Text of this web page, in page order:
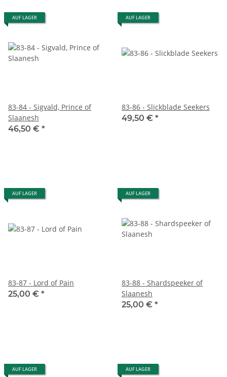
AUF LAGER
83-84 - Sigvald, Prince of
Slaanesh
46,50 € *
AUF LAGER
83-86 - Slickblade Seekers
49,50 € *
AUF LAGER
83-87 - Lord of Pain
25,00 € *
AUF LAGER
83-88 - Shardspeeker of
Slaanesh
25,00 € *
AUF LAGER AUF LAGER